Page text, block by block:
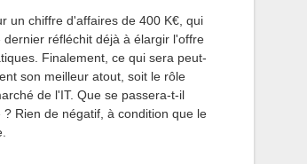
un chiffre d'affaires de 400 K€ , qui
dernier réfléchit déjà à élargir l'offre
Finalement, ce qui sera peut-
son meilleur atout, soit le rôle
de l'IT. Que se passera-t-il
? Rien de négatif, à condition que le